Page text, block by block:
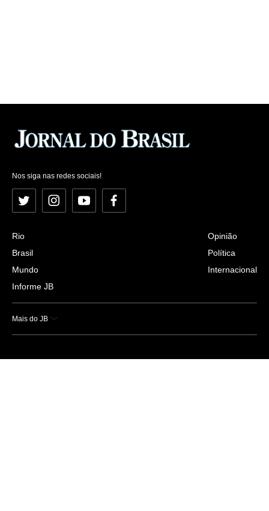
Nos siga nas redes sociais!
Twitter InstagramYouTubeFacebook
Rio
Brasil
Mundo
Informe JB
Opinião
Política
Internacional
Mais do JB
Esportes